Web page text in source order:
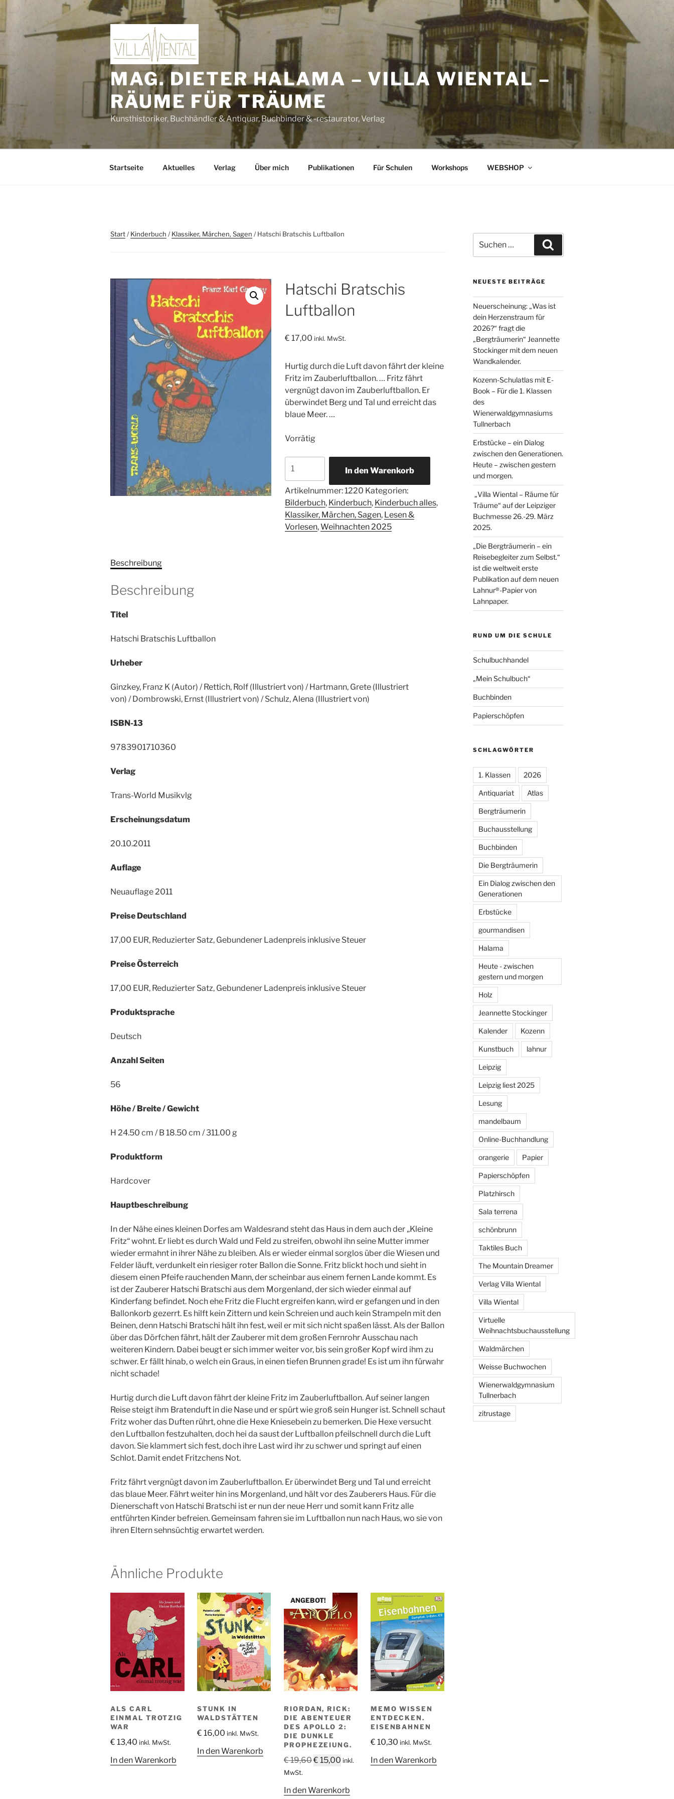
Inhalt
springen
MAG. DIETER HALAMA – VILLA WIENTAL –
RÄUME FÜR TRÄUME
Kunsthistoriker, Buchhändler & Antiquar, Buchbinder & -restaurator, Verlag
Startseite Aktuelles Verlag Über mich Publikationen Für Schulen Workshops WEBSHOP
Start/Kinderbuch /Klassiker, Märchen, Sagen / Hatschi Bratschis Luftballon
Hatschi Bratschis
Luftballon
€ 17,00 inkl. MwSt.
Hurtig durch die Luft davon fährt der kleine
Fritz im Zauberluftballon. … Fritz fährt
vergnügt davon im Zauberluftballon. Er
überwindet Berg und Tal und erreicht das
blaue Meer. …
Vorrätig
Bratschis
Luftballon
Menge
In den Warenkorb
Artikelnummer: 1220 Kategorien:
Bilderbuch, Kinderbuch, Kinderbuch alles,
Klassiker, Märchen, Sagen, Lesen &
Vorlesen,Weihnachten 2025
Beschreibung
Beschreibung
Titel
Hatschi Bratschis Luftballon
Urheber
Ginzkey, Franz K (Autor) / Rettich, Rolf (Illustriert von) / Hartmann, Grete (Illustriert
von) / Dombrowski, Ernst (Illustriert von) / Schulz, Alena (Illustriert von)
ISBN-13
9783901710360
Verlag
Trans-World Musikvlg
Erscheinungsdatum
20.10.2011
Auflage
Neuauflage 2011
Preise Deutschland
17,00 EUR, Reduzierter Satz, Gebundener Ladenpreis inklusive Steuer
Preise Österreich
17,00 EUR, Reduzierter Satz, Gebundener Ladenpreis inklusive Steuer
Produktsprache
Deutsch
Anzahl Seiten
56
Höhe / Breite / Gewicht
H 24.50 cm / B 18.50 cm / 311.00 g
Produktform
Hardcover
Hauptbeschreibung
In der Nähe eines kleinen Dorfes am Waldesrand steht das Haus in dem auch der „Kleine
Fritz“ wohnt. Er liebt es durch Wald und Feld zu streifen, obwohl ihn seine Mutter immer
wieder ermahnt in ihrer Nähe zu bleiben. Als er wieder einmal sorglos über die Wiesen und
Felder läuft, verdunkelt ein riesiger roter Ballon die Sonne. Fritz blickt hoch und sieht in
diesem einen Pfeife rauchenden Mann, der scheinbar aus einem fernen Lande kommt. Es
ist der Zauberer Hatschi Bratschi aus dem Morgenland, der sich wieder einmal auf
Kinderfang befindet. Noch ehe Fritz die Flucht ergreifen kann, wird er gefangen und in den
Ballonkorb gezerrt. Es hilft kein Zittern und kein Schreien und auch kein Strampeln mit den
Beinen, denn Hatschi Bratschi hält ihn fest, weil er mit sich nicht spaßen lässt. Als der Ballon
über das Dörfchen fährt, hält der Zauberer mit dem großen Fernrohr Ausschau nach
weiteren Kindern. Dabei beugt er sich immer weiter vor, bis sein großer Kopf wird ihm zu
schwer. Er fällt hinab, o welch ein Graus, in einen tiefen Brunnen grade! Es ist um ihn fürwahr
nicht schade!
Hurtig durch die Luft davon fährt der kleine Fritz im Zauberluftballon. Auf seiner langen
Reise steigt ihm Bratenduft in die Nase und er spürt wie groß sein Hunger ist. Schnell schaut
Fritz woher das Duften rührt, ohne die Hexe Kniesebein zu bemerken. Die Hexe versucht
den Luftballon festzuhalten, doch hei da saust der Luftballon pfeilschnell durch die Luft
davon. Sie klammert sich fest, doch ihre Last wird ihr zu schwer und springt auf einen
Schlot. Damit endet Fritzchens Not.
Fritz fährt vergnügt davon im Zauberluftballon. Er überwindet Berg und Tal und erreicht
das blaue Meer. Fährt weiter hin ins Morgenland, und hält vor des Zauberers Haus. Für die
Dienerschaft von Hatschi Bratschi ist er nun der neue Herr und somit kann Fritz alle
entführten Kinder befreien. Gemeinsam fahren sie im Luftballon nun nach Haus, wo sie von
ihren Eltern sehnsüchtig erwartet werden.
Ähnliche Produkte
ALS CARL
EINMAL TROTZIG
WAR
€ 13,40 inkl. MwSt.
In den Warenkorb
STUNK IN
WALDSTÄTTEN
€ 16,00 inkl. MwSt.
In den Warenkorb
ANGEBOT!
RIORDAN, RICK:
DIE ABENTEUER
DES APOLLO 2:
DIE DUNKLE
PROPHEZEIUNG.
€19,60Ursprünglicher
€ 19,60
€ 15,00Aktueller
€ 15,00.
inkl.
MwSt.
In den Warenkorb
MEMO WISSEN
ENTDECKEN.
EISENBAHNEN
€ 10,30 inkl. MwSt.
In den Warenkorb
nach:
NEUESTE BEITRÄGE
Neuerscheinung: „Was ist
dein Herzenstraum für
2026?“ fragt die
„Bergträumerin“ Jeannette
Stockinger mit dem neuen
Wandkalender.
Kozenn-Schulatlas mit E-
Book – Für die 1. Klassen
des
Wienerwaldgymnasiums
Tullnerbach
Erbstücke – ein Dialog
zwischen den Generationen.
Heute – zwischen gestern
und morgen.
„Villa Wiental – Räume für
Träume“ auf der Leipziger
Buchmesse 26.-29. März
2025.
„Die Bergträumerin – ein
Reisebegleiter zum Selbst.“
ist die weltweit erste
Publikation auf dem neuen
Lahnur®-Papier von
Lahnpaper.
RUND UM DIE SCHULE
Schulbuchhandel
„Mein Schulbuch“
Buchbinden
Papierschöpfen
SCHLAGWÖRTER
1. Klassen 2026
Antiquariat Atlas
Bergträumerin
Buchausstellung
Buchbinden
Die Bergträumerin
Ein Dialog zwischen den
Generationen
Erbstücke
gourmandisen
Halama
Heute - zwischen
gestern und morgen
Holz
Jeannette Stockinger
Kalender Kozenn
Kunstbuch lahnur
Leipzig
Leipzig liest 2025
Lesung
mandelbaum
Online-Buchhandlung
orangerie Papier
Papierschöpfen
Platzhirsch
Sala terrena
schönbrunn
Taktiles Buch
The Mountain Dreamer
Verlag Villa Wiental
Villa Wiental
Virtuelle
Weihnachtsbuchausstellung
Waldmärchen
Weisse Buchwochen
Wienerwaldgymnasium
Tullnerbach
zitrustage